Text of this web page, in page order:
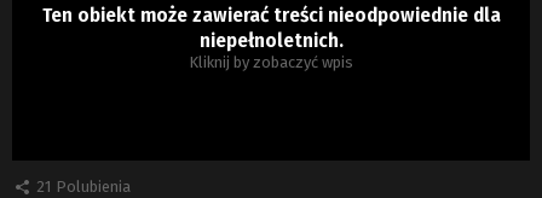
Ten obiekt może zawierać treści nieodpowiednie dla
niepełnoletnich.
Kliknij by zobaczyć wpis
21 Polubienia